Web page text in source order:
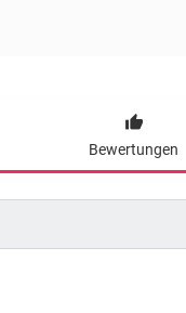
Bewertungen